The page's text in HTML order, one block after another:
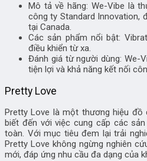
Mô tả về hãng: We-Vibe là
công ty Standard Innovation,
tại Canada.
Các sản phẩm nổi bật:
điều khiển từ xa.
Đánh giá từ người dùng: We-
tiện lợi và khả năng kết nối
Pretty Love
Pretty Love là một thương hiệu
biết đến với việc cung cấp các
toàn. Với mục tiêu đem lại trải
Pretty Love không ngừng nghiên
mới, đáp ứng nhu cầu đa dạng của